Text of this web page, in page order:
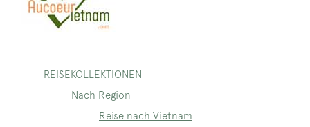
REISEKOLLEKTIONEN
Nach Region
Reise nach Vietnam